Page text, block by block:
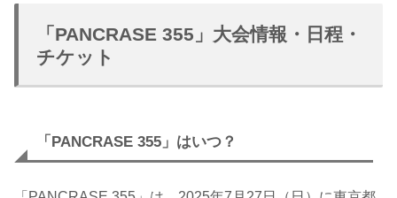
「PANCRASE 355」大会情報・日程・
チケット
「PANCRASE 355」はいつ？